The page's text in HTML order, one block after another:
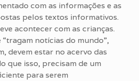
com as informações e as
pelos textos informativos.
acontecer com as crianças.
notícias do mundo”,
devem estar no acervo das
que isso, precisam de um
para serem